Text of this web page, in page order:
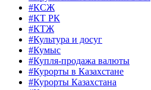
#КСЖ
#КТ РК
#КТЖ
#Культура и досуг
#Кумыс
#Купля-продажа валюты
#Курорты в Казахстане
#Курорты Казахстана